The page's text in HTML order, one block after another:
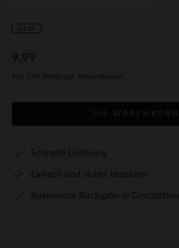
NEW
9.99
Inkl. 19% MwSt zzgl. Versandkosten
IM WARENKORB
Schnelle Lieferung
Einfach und sicher bezahlen
Kostenlose Rückgabe in Geschäften